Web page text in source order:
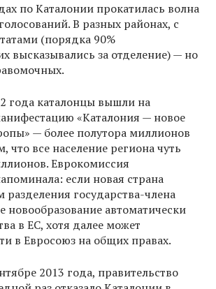
по Каталонии прокатилась волна
В разных районах, с
(порядка 90%
высказывались за отделение) — но
года каталонцы вышли на
«Каталония — новое
— более полутора миллионов
что все население региона чуть
Еврокомиссия
если новая страна
разделения государства-члена
новообразование автоматически
в ЕС, хотя далее может
в Евросоюз на общих правах.
2013 года, правительство